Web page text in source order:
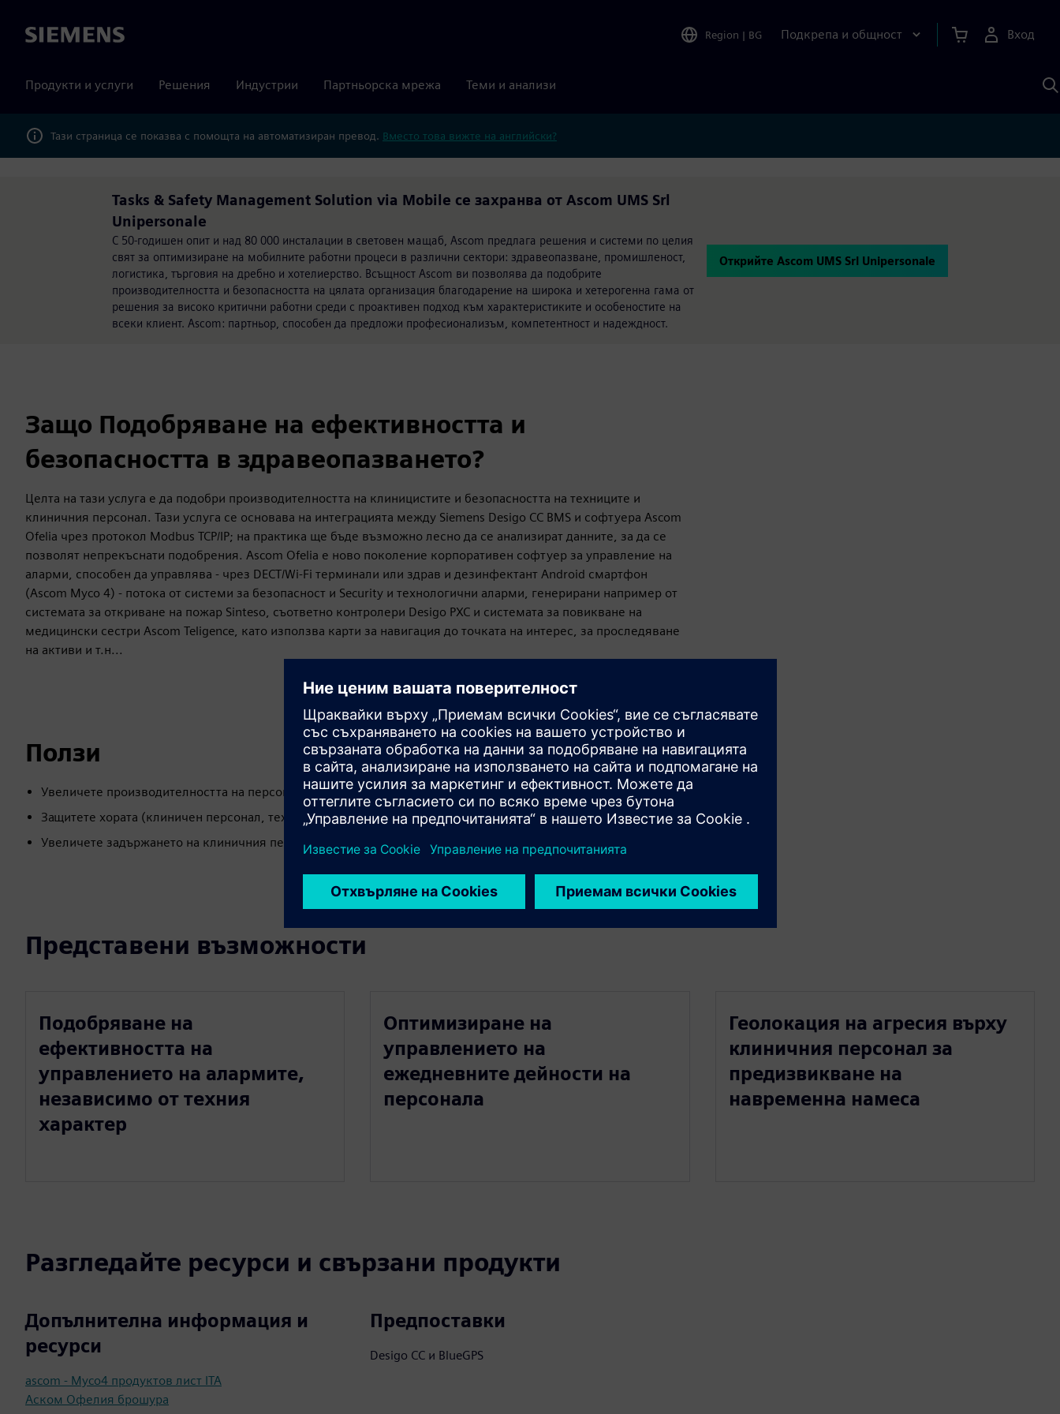
Siemens Region | BG Подкрепа и общност Вход
Продукти и услуги Решения Индустрии Партньорска мрежа Теми и анализи
с
Тази страница се показва с помощта на автоматизиран превод. Вместо това вижте на английски?
Tasks & Safety Management Solution via Mobile се захранва от Ascom UMS Srl
Unipersonale
С 50-годишен опит и над 80 000 инсталации в световен мащаб, Ascom предлага решения и системи по целия
свят за оптимизиране на мобилните работни процеси в различни сектори: здравеопазване, промишленост,
логистика, търговия на дребно и хотелиерство. Всъщност Ascom ви позволява да подобрите
производителността и безопасността на цялата организация благодарение на широка и хетерогенна гама от
решения за високо критични работни среди с проактивен подход към характеристиките и особеностите на
всеки клиент. Ascom: партньор, способен да предложи професионализъм, компетентност и надеждност.
Открийте Ascom UMS Srl Unipersonale
Защо Подобряване на ефективността и
безопасността в здравеопазването?
Целта на тази услуга е да подобри производителността на клиницистите и безопасността на техниците и
клиничния персонал. Тази услуга се основава на интеграцията между Siemens Desigo CC BMS и софтуера Ascom
Ofelia чрез протокол Modbus TCP/IP; на практика ще бъде възможно лесно да се анализират данните, за да се
позволят непрекъснати подобрения. Ascom Ofelia е ново поколение корпоративен софтуер за управление на
аларми, способен да управлява - чрез DECT/Wi-Fi терминали или здрав и дезинфектант Android смартфон
(Ascom Myco 4) - потока от системи за безопасност и Security и технологични аларми, генерирани например от
системата за откриване на пожар Sinteso, съответно контролери Desigo PXC и системата за повикване на
медицински сестри Ascom Teligence, като използва карти за навигация до точката на интерес, за проследяване
на активи и т.н...
Ползи
Увеличете производителността на персонала и намалете оперативните разходи
Защитете хората (клиничен персонал, техници и др.)
Увеличете задържането на клиничния персонал и придобиването
Представени възможности
Подобряване на
ефективността на
управлението на алармите,
независимо от техния
характер
Оптимизиране на
управлението на
ежедневните дейности на
персонала
Геолокация на агресия върху
клиничния персонал за
предизвикване на
навременна намеса
Разгледайте ресурси и свързани продукти
Допълнителна информация и
ресурси
ascom - Myco4 продуктов лист ITA
Аском Офелия брошура
Предпоставки
Desigo CC и BlueGPS